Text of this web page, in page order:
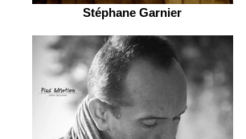
Stéphane Garnier